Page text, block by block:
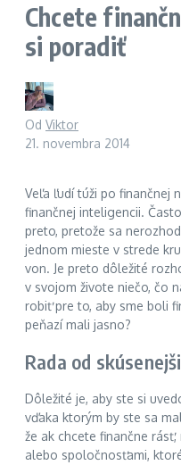
Chcete
si poradiť
Od Viktor
21. novembra 2014
Veľa ľudí túži po finančnej
finančnej inteligencii.
preto, pretože sa
jednom mieste v strede
von. Je preto dôležité
v svojom živote niečo, čo
robiť pre to, aby sme boli
peňazí mali jasno?
Rada od
Dôležité je, aby ste si
vďaka ktorým by ste sa
že ak chcete finančne
alebo spoločnosťami,